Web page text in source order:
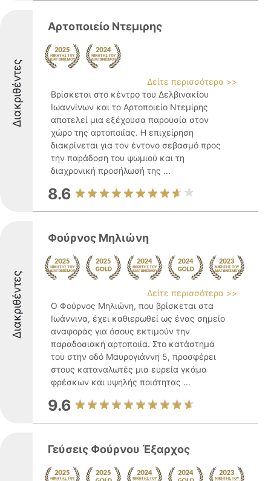
Διακριθέντες
Αρτοποιείο Ντεμιρης
Δείτε περισσότερα >>
Βρίσκεται στο κέντρο του Δελβινακίου
Ιωαννίνων και το Αρτοποιείο Ντεμίρης
αποτελεί μια εξέχουσα παρουσία στον
χώρο της αρτοποιίας. Η επιχείρηση
διακρίνεται για τον έντονο σεβασμό προς
την παράδοση του ψωμιού και τη
διαχρονική προσήλωσή της ...
8.6
Διακριθέντες
Φούρνος Μηλιώνη
Δείτε περισσότερα >>
Ο Φούρνος Μηλιώνη, που βρίσκεται στα
Ιωάννινα, έχει καθιερωθεί ως ένας σημείο
αναφοράς για όσους εκτιμούν την
παραδοσιακή αρτοποιία. Στο κατάστημά
του στην οδό Μαυρογιάννη 5, προσφέρει
στους καταναλωτές μια ευρεία γκάμα
φρέσκων και υψηλής ποιότητας ...
9.6
Γεύσεις Φούρνου Έξαρχος